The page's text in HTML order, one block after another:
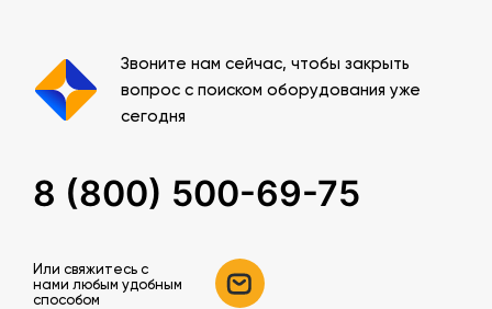
Звоните нам сейчас, чтобы закрыть
вопрос с поиском оборудования уже
сегодня
8 (800) 500-69-75
Или свяжитесь c
нами любым удобным
способом